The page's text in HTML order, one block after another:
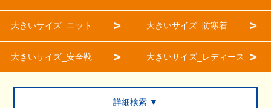
大きいサイズ_ニット 大きいサイズ_防寒着
大きいサイズ_安全靴 大きいサイズ_レディース
詳細検索 ▼